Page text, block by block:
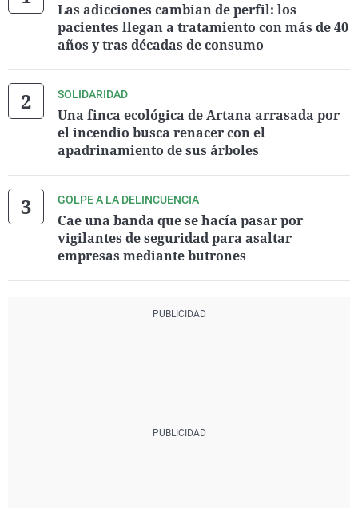
Las adicciones cambian de perfil: los
pacientes llegan a tratamiento con más de 40
años y tras décadas de consumo
SOLIDARIDAD
Una finca ecológica de Artana arrasada por
el incendio busca renacer con el
apadrinamiento de sus árboles
GOLPE A LA DELINCUENCIA
Cae una banda que se hacía pasar por
vigilantes de seguridad para asaltar
empresas mediante butrones